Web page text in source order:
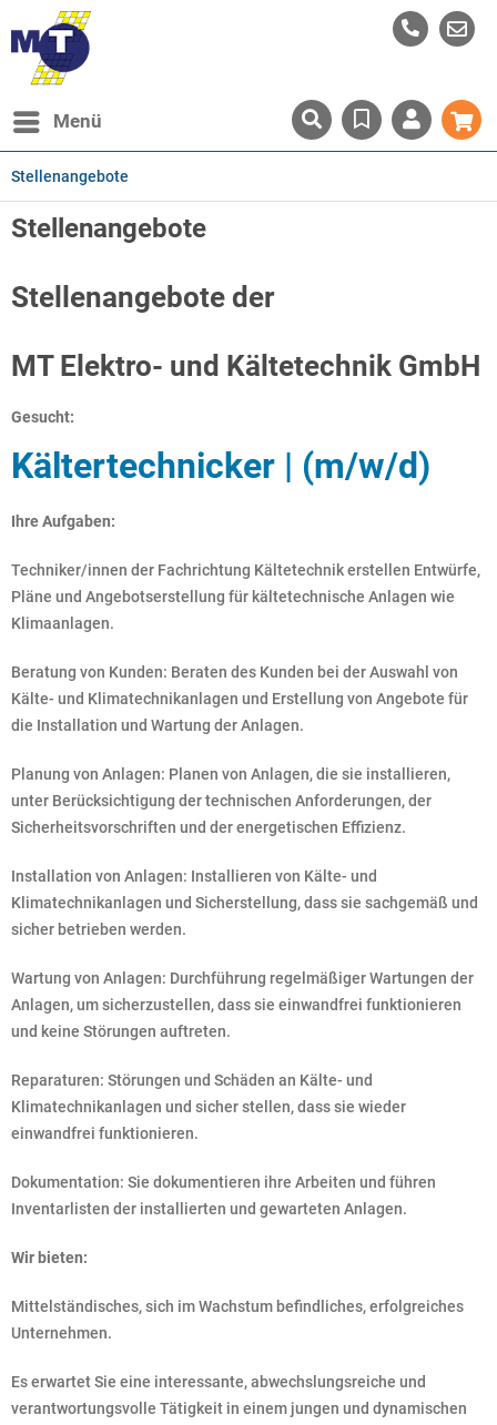
Menü
Stellenangebote
Stellenangebote
Stellenangebote der
MT Elektro- und Kältetechnik GmbH
Gesucht:
Kältertechnicker | (m/w/d)
Ihre Aufgaben:
Techniker/innen der Fachrichtung Kältetechnik erstellen Entwürfe,
Pläne und Angebotserstellung für kältetechnische Anlagen wie
Klimaanlagen.
Beratung von Kunden: Beraten des Kunden bei der Auswahl von
Kälte- und Klimatechnikanlagen und Erstellung von Angebote für
die Installation und Wartung der Anlagen.
Planung von Anlagen: Planen von Anlagen, die sie installieren,
unter Berücksichtigung der technischen Anforderungen, der
Sicherheitsvorschriften und der energetischen Effizienz.
Installation von Anlagen: Installieren von Kälte- und
Klimatechnikanlagen und Sicherstellung, dass sie sachgemäß und
sicher betrieben werden.
Wartung von Anlagen: Durchführung regelmäßiger Wartungen der
Anlagen, um sicherzustellen, dass sie einwandfrei funktionieren
und keine Störungen auftreten.
Reparaturen: Störungen und Schäden an Kälte- und
Klimatechnikanlagen und sicher stellen, dass sie wieder
einwandfrei funktionieren.
Dokumentation: Sie dokumentieren ihre Arbeiten und führen
Inventarlisten der installierten und gewarteten Anlagen.
Wir bieten:
Mittelständisches, sich im Wachstum befindliches, erfolgreiches
Unternehmen.
Es erwartet Sie eine interessante, abwechslungsreiche und
verantwortungsvolle Tätigkeit in einem jungen und dynamischen